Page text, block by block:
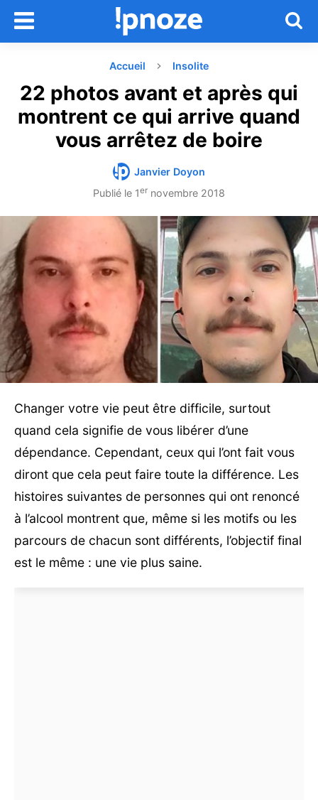
Accueil Insolite
22 photos avant et après qui
montrent ce qui arrive quand
vous arrêtez de boire
Janvier Doyon
Publié le 1er novembre 2018
Changer votre vie peut être difficile, surtout
quand cela signifie de vous libérer d’une
dépendance. Cependant, ceux qui l’ont fait vous
diront que cela peut faire toute la différence. Les
histoires suivantes de personnes qui ont renoncé
à l’alcool montrent que, même si les motifs ou les
parcours de chacun sont différents, l’objectif final
est le même : une vie plus saine.